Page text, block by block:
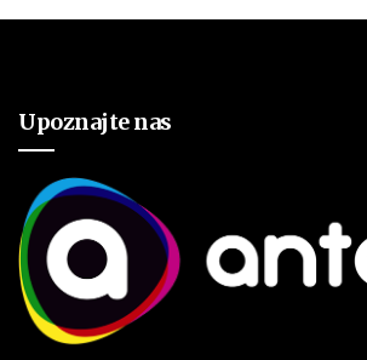
Upoznajte nas